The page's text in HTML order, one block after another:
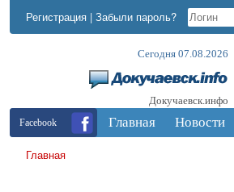
Регистрация | Забыли пароль?
Сегодня 07.08.2026
Докучаевск.инфо
Facebook Главная Новости
Главная